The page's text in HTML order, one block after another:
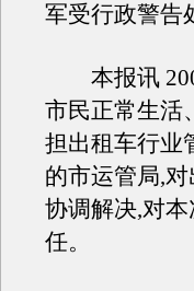
军受行政警告
本报讯
市民正常生活
担出租车行业
的市运管局,
协调解决,对
任。